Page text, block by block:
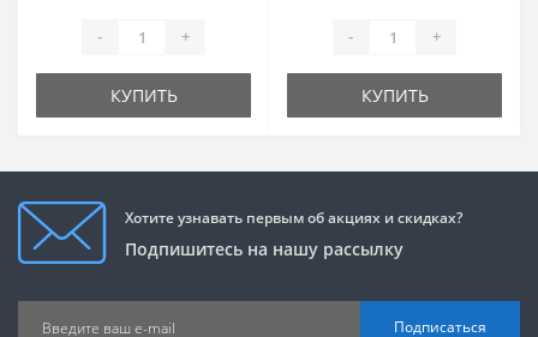
- +
КУПИТЬ
- +
КУПИТЬ
Хотите узнавать первым об акциях и скидках?
Подпишитесь на нашу рассылку
Подписаться